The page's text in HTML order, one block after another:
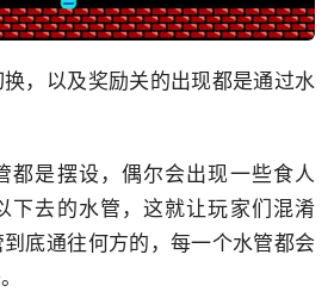
，以及奖励关的出现都是通过水
都是摆设，偶尔会出现一些食人
下去的水管，这就让玩家们混淆
底通往何方的，每一个水管都会